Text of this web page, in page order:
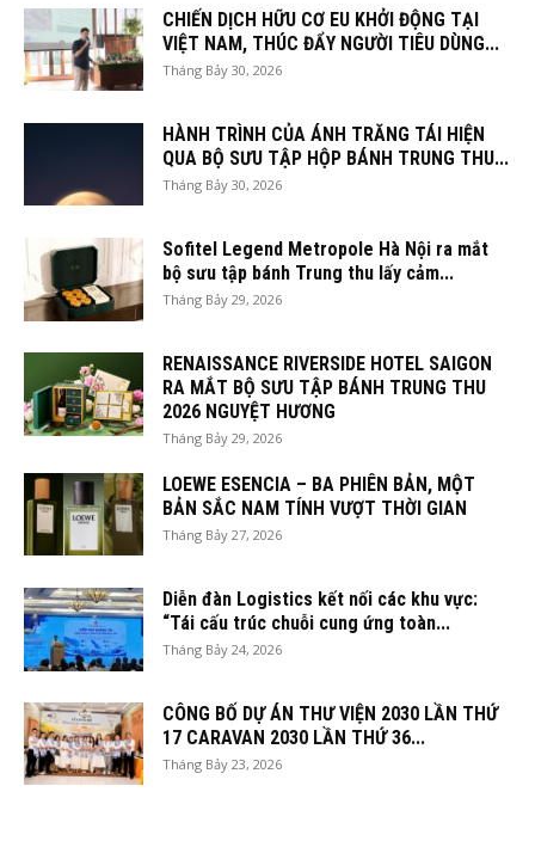
CHIẾN DỊCH HỮU CƠ EU KHỞI ĐỘNG TẠI
VIỆT NAM, THÚC ĐẨY NGƯỜI TIÊU DÙNG...
Tháng Bảy 30, 2026
HÀNH TRÌNH CỦA ÁNH TRĂNG TÁI HIỆN
QUA BỘ SƯU TẬP HỘP BÁNH TRUNG THU...
Tháng Bảy 30, 2026
Sofitel Legend Metropole Hà Nội ra mắt
bộ sưu tập bánh Trung thu lấy cảm...
Tháng Bảy 29, 2026
RENAISSANCE RIVERSIDE HOTEL SAIGON
RA MẮT BỘ SƯU TẬP BÁNH TRUNG THU
2026 NGUYỆT HƯƠNG
Tháng Bảy 29, 2026
LOEWE ESENCIA – BA PHIÊN BẢN, MỘT
BẢN SẮC NAM TÍNH VƯỢT THỜI GIAN
Tháng Bảy 27, 2026
Diễn đàn Logistics kết nối các khu vực:
“Tái cấu trúc chuỗi cung ứng toàn...
Tháng Bảy 24, 2026
CÔNG BỐ DỰ ÁN THƯ VIỆN 2030 LẦN THỨ
17 CARAVAN 2030 LẦN THỨ 36...
Tháng Bảy 23, 2026